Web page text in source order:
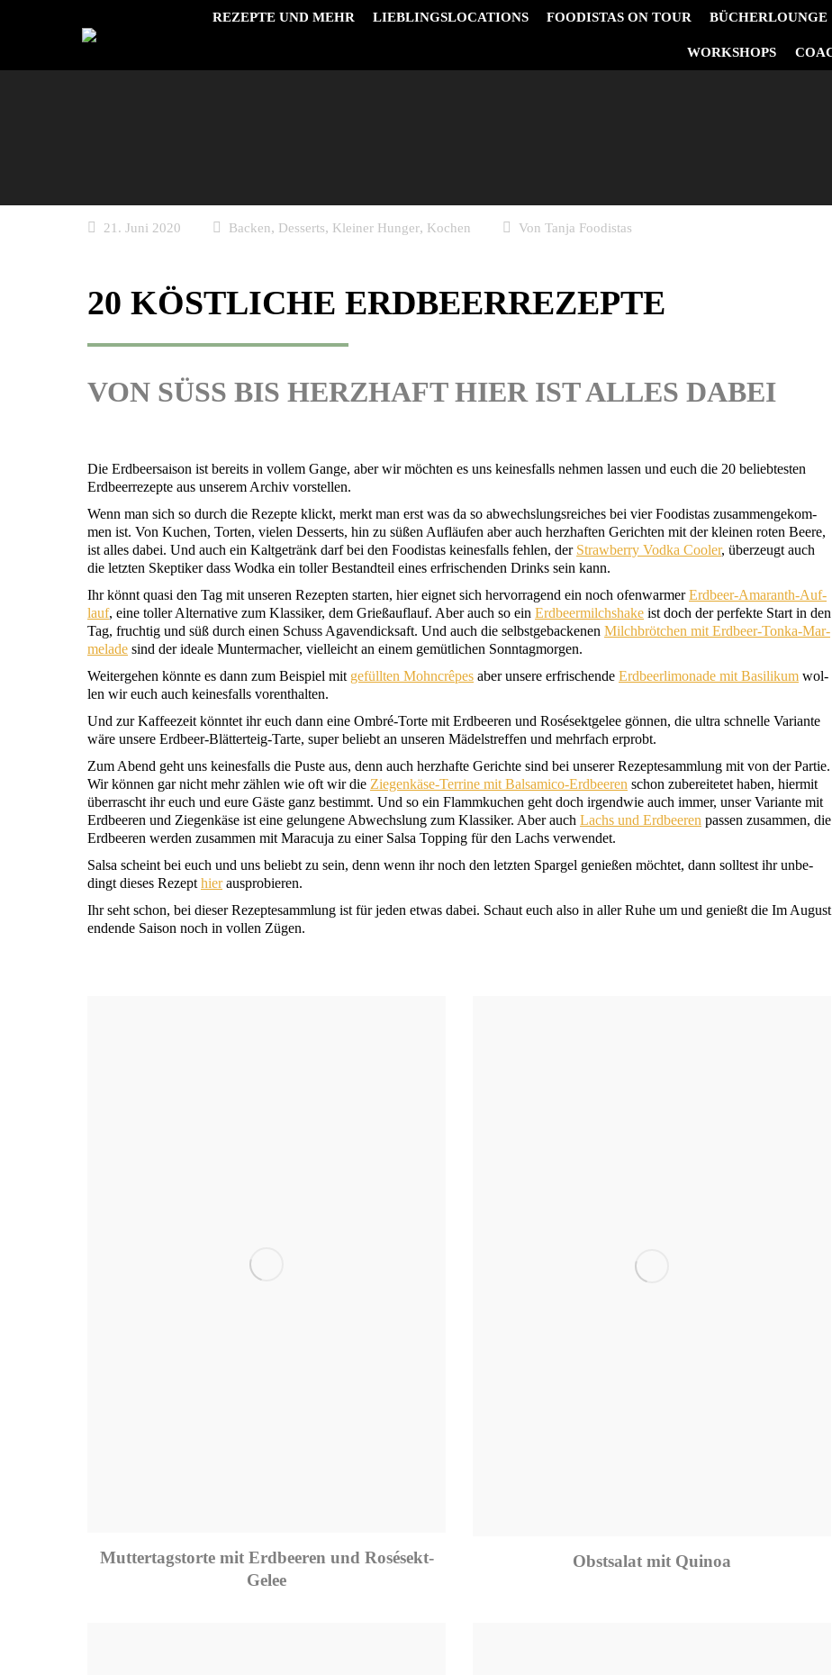
REZEPTE UND MEHR LIEBLINGSLOCATIONS FOODISTAS ON TOUR BÜCHERLOUNGE
WORKSHOPS
21. Juni 2020 Backen, Desserts, Kleiner Hunger, Kochen Von Tanja Foodistas
20 KÖSTLICHE ERDBEERREZEPTE
VON SÜSS BIS HERZHAFT HIER IST ALLES DABEI
Die Erd­beer­sai­son ist bereits in vol­lem Gan­ge, aber wir möch­ten es uns kei­nes­falls neh­men las­sen und euch die 20 belieb­tes­ten
Erd­beer­re­zep­te aus unse­rem Archiv vorstellen.
Wenn man sich so durch die Rezep­te klickt, merkt man erst was da so abwechs­lungs­rei­ches bei vier Foo­di­stas zusam­men­ge­kom­
men ist. Von Kuchen, Tor­ten, vie­len Des­serts, hin zu süßen Auf­läu­fen aber auch herz­haf­ten Gerich­ten mit der klei­nen roten Bee­re,
ist alles dabei. Und auch ein Kalt­ge­tränk darf bei den Foo­di­stas kei­nes­falls feh­len, der Straw­ber­ry Vod­ka Coo­ler, über­zeugt auch
die letz­ten Skep­ti­ker dass Wod­ka ein tol­ler Bestand­teil eines erfri­schen­den Drinks sein kann.
Ihr könnt qua­si den Tag mit unse­ren Rezep­ten star­ten, hier eig­net sich her­vor­ra­gend ein noch ofen­war­merErd­beer-Ama­ranth-Auf­
lauf, eine tol­ler Alter­na­ti­ve zum Klas­si­ker, dem Grieß­auf­lauf. Aber auch so ein Erd­beer­milch­shake ist doch der per­fek­te Start in den
Tag, fruch­tig und süß durch einen Schuss Aga­ven­dick­saft. Und auch die selbst­ge­ba­cke­nen Milch­bröt­chen mit Erd­beer-Ton­ka-Mar­
me­la­de sind der idea­le Mun­ter­ma­cher, viel­leicht an einem gemüt­li­chen Sonntagmorgen.
Wei­ter­ge­hen könn­te es dann zum Bei­spiel mit gefüll­ten Mohn­crê­pes aber unse­re erfri­schen­de Erd­beer­li­mo­na­de mit Basi­li­kum wol­
len wir euch auch kei­nes­falls vorenthalten.
Und zur Kaf­fee­zeit könn­tet ihr euch dann eine Ombré-Tor­te mit Erd­bee­ren und Rosé­sekt­ge­lee gön­nen, die ultra schnel­le Vari­an­te
wäre unse­re Erd­beer-Blät­ter­teig-Tar­te, super beliebt an unse­ren Mädels­tref­fen und mehr­fach erprobt.
Zum Abend geht uns kei­nes­falls die Pus­te aus, denn auch herz­haf­te Gerich­te sind bei unse­rer Rezep­te­samm­lung mit von der Par­tie.
Wir kön­nen gar nicht mehr zäh­len wie oft wir die Zie­gen­kä­se-Ter­ri­ne mit Bal­sa­mi­co-Erd­bee­ren schon zube­rei­te­tet haben, hier­mit
über­rascht ihr euch und eure Gäs­te ganz bestimmt. Und so ein Flamm­ku­chen geht doch irgend­wie auch immer, unser Vari­an­te mit
Erd­bee­ren und Zie­gen­kä­se ist eine gelun­ge­ne Abwechs­lung zum Klas­si­ker. Aber auch Lachs und Erd­bee­ren pas­sen zusam­men, die
Erd­bee­ren wer­den zusam­men mit Mara­cu­ja zu einer Sal­sa Top­ping für den Lachs verwendet.
Sal­sa scheint bei euch und uns beliebt zu sein, denn wenn ihr noch den letz­ten Spar­gel genie­ßen möch­tet, dann soll­test ihr unbe­
dingt die­ses Rezept hierausprobieren.
Ihr seht schon, bei die­ser Rezep­te­samm­lung ist für jeden etwas dabei. Schaut euch also in aller Ruhe um und genießt die Im August
enden­de Sai­son noch in vol­len Zügen.
Muttertagstorte mit Erdbeeren und Rosésekt-
Gelee
Obstsalat mit Quinoa